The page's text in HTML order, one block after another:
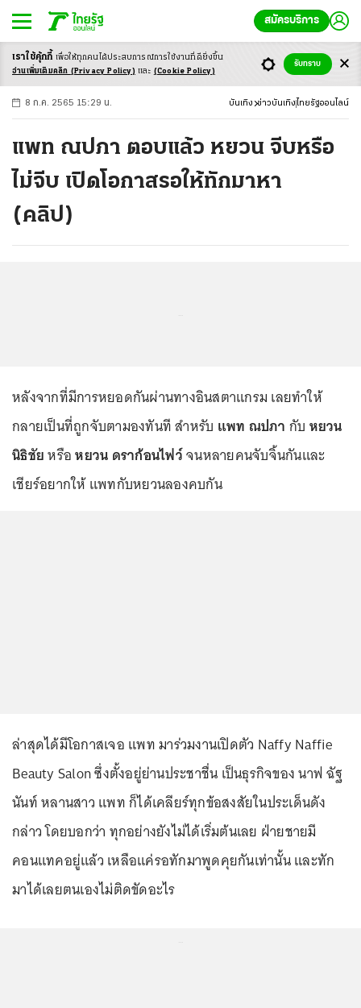
สมัครบริการ
-ก ก ก+
8 ก.ค. 2565 15:29 น. บันเทิง ข่าวบันเทิง ไทยรัฐออนไลน์
แพท ณปภา ตอบแล้ว หยวน จีบหรือ
ไม่จีบ เปิดโอกาสรอให้ทักมาหา
(คลิป)
หลังจากที่มีการหยอดกันผ่านทางอินสตาแกรม เลยทำให้
กลายเป็นที่ถูกจับตามองทันที สำหรับ แพท ณปภา กับ หยวน
นิธิชัยหรือหยวน ดราก้อนไฟว์จนหลายคนจับจิ้นกันและ
เชียร์อยากให้ แพทกับหยวนลองคบกัน
ล่าสุดได้มีโอกาสเจอ แพท มาร่วมงานเปิดตัว Naffy Naffie
Beauty Salon ซึ่งตั้งอยู่ย่านประชาชื่น เป็นธุรกิจของ นาฟ ฉัฐ
นันท์ หลานสาว แพท ก็ได้เคลียร์ทุกข้อสงสัยในประเด็นดัง
กล่าว โดยบอกว่า ทุกอย่างยังไม่ได้เริ่มต้นเลย ฝ่ายชายมี
คอนแทคอยู่แล้ว เหลือแค่รอทักมาพูดคุยกันเท่านั้น และทัก
มาได้เลยตนเองไม่ติดขัดอะไร
เราใช้คุ้กกี้ เพื่อให้ทุกคนได้ประสบการณ์การใช้งานที่ดียิ่งขึ้น
อ่านเพิ่มเติมคลิก (Privacy Policy) และ (Cookie Policy)
รับทราบ